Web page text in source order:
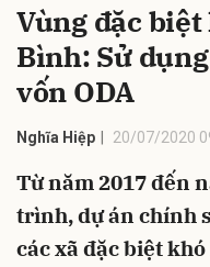
Vùng đặc
Bình: Sử
vốn ODA
Nghĩa Hiệp 20/07/2020
Từ năm 2017 đến
trình, dự án chính
các xã đặc biệt